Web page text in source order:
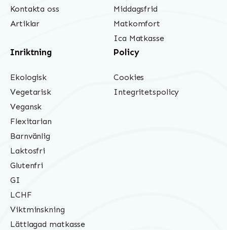
Kontakta oss
Artiklar
Middagsfrid
Matkomfort
Ica Matkasse
Inriktning
Ekologisk
Vegetarisk
Vegansk
Flexitarian
Barnvänlig
Laktosfri
Glutenfri
GI
LCHF
Viktminskning
Lättlagad matkasse
Policy
Cookies
Integritetspolicy